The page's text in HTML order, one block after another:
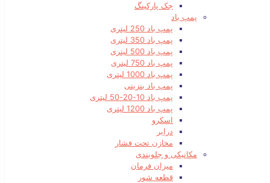
جک پارکینگ
پمپ باد
پمپ باد 250 لیتری
پمپ باد 350 لیتری
پمپ باد 500 لیتری
پمپ باد 750 لیتری
پمپ باد 1000 لیتری
پمپ باد بنزینی
پمپ باد 10-20-50 لیتری
پمپ باد 1200 لیتری
اسکرو
درایر
مخازن تحت فشار
مکانیکی و جلوبندی
میزان فرمان
قطعه شور